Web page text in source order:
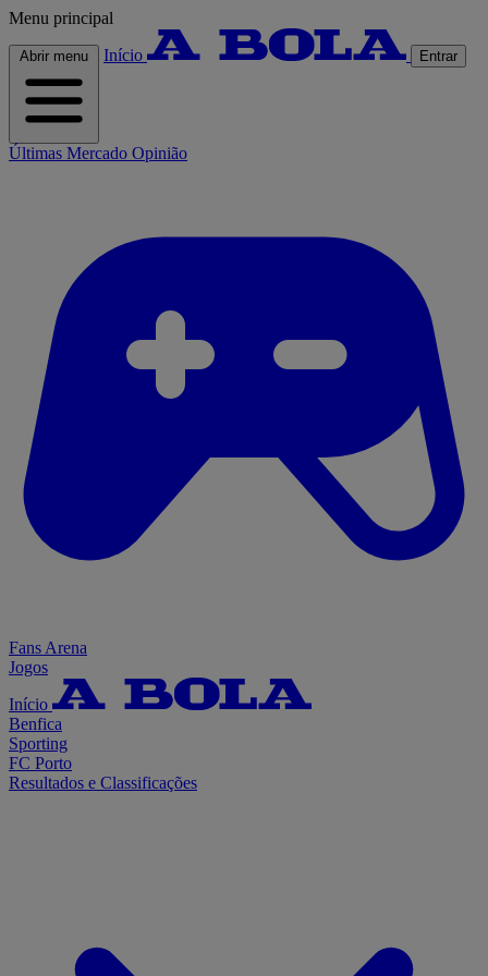
Menu principal
Abrir menu Início Entrar
Últimas Mercado Opinião
Fans Arena
Jogos
Início
Benfica
Sporting
FC Porto
Resultados e Classificações